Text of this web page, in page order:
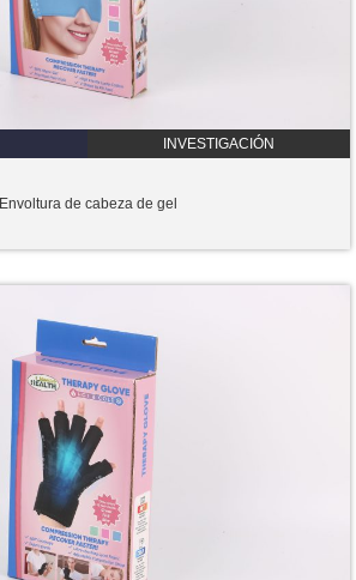
INVESTIGACIÓN
Envoltura de cabeza de gel